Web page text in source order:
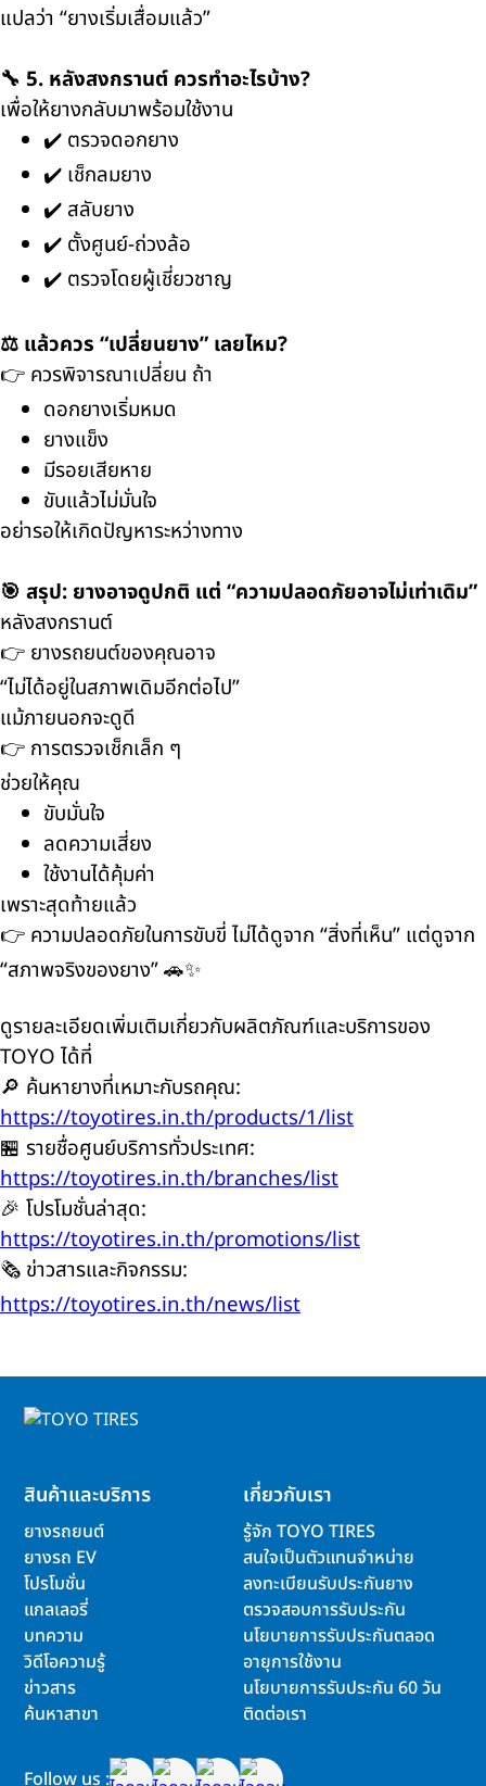
แปลว่า “ยางเริ่มเสื่อมแล้ว”
🔧 5. หลังสงกรานต์ ควรทำอะไรบ้าง?
เพื่อให้ยางกลับมาพร้อมใช้งาน
✔️ ตรวจดอกยาง
✔️ เช็กลมยาง
✔️ สลับยาง
✔️ ตั้งศูนย์-ถ่วงล้อ
✔️ ตรวจโดยผู้เชี่ยวชาญ
⚖️ แล้วควร “เปลี่ยนยาง” เลยไหม?
👉 ควรพิจารณาเปลี่ยน ถ้า
ดอกยางเริ่มหมด
ยางแข็ง
มีรอยเสียหาย
ขับแล้วไม่มั่นใจ
อย่ารอให้เกิดปัญหาระหว่างทาง
🎯 สรุป: ยางอาจดูปกติ แต่ “ความปลอดภัยอาจไม่เท่าเดิม”
หลังสงกรานต์
👉 ยางรถยนต์ของคุณอาจ
“ไม่ได้อยู่ในสภาพเดิมอีกต่อไป”
แม้ภายนอกจะดูดี
👉 การตรวจเช็กเล็ก ๆ
ช่วยให้คุณ
ขับมั่นใจ
ลดความเสี่ยง
ใช้งานได้คุ้มค่า
เพราะสุดท้ายแล้ว
👉 ความปลอดภัยในการขับขี่ ไม่ได้ดูจาก “สิ่งที่เห็น” แต่ดูจาก
“สภาพจริงของยาง” 🚗✨
ดูรายละเอียดเพิ่มเติมเกี่ยวกับผลิตภัณฑ์และบริการของ
TOYO ได้ที่
🔎 ค้นหายางที่เหมาะกับรถคุณ:
https://toyotires.in.th/products/1/list
🏪 รายชื่อศูนย์บริการทั่วประเทศ:
https://toyotires.in.th/branches/list
🎉 โปรโมชั่นล่าสุด:
https://toyotires.in.th/promotions/list
🗞️ ข่าวสารและกิจกรรม:
https://toyotires.in.th/news/list
สินค้าและบริการ
ยางรถยนต์
ยางรถ EV
โปรโมชั่น
แกลเลอรี่
บทความ
วิดีโอความรู้
ข่าวสาร
ค้นหาสาขา
เกี่ยวกับเรา
รู้จัก TOYO TIRES
สนใจเป็นตัวแทนจำหน่าย
ลงทะเบียนรับประกันยาง
ตรวจสอบการรับประกัน
นโยบายการรับประกันตลอด
อายุการใช้งาน
นโยบายการรับประกัน 60 วัน
ติดต่อเรา
Follow us :